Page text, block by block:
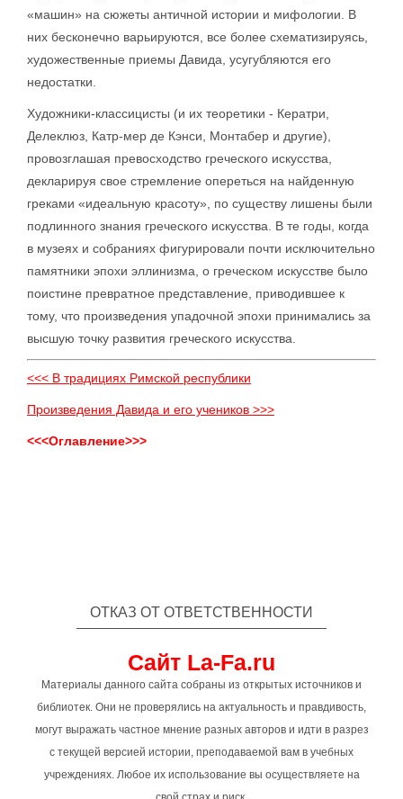
«машин» на сюжеты античной истории и мифологии. В
них бесконечно варьируются, все более схематизируясь,
художественные приемы Давида, усугубляются его
недостатки.
Художники-классицисты (и их теоретики - Кератри,
Делеклюз, Катр-мер де Кэнси, Монтабер и другие),
провозглашая превосходство греческого искусства,
декларируя свое стремление опереться на найденную
греками «идеальную красоту», по существу лишены были
подлинного знания греческого искусства. В те годы, когда
в музеях и собраниях фигурировали почти исключительно
памятники эпохи эллинизма, о греческом искусстве было
поистине превратное представление, приводившее к
тому, что произведения упадочной эпохи принимались за
высшую точку развития греческого искусства.
<<< В традициях Римской республики
Произведения Давида и его учеников >>>
<<<Оглавление>>>
ОТКАЗ ОТ ОТВЕТСТВЕННОСТИ
Сайт La-Fa.ru
Материалы данного сайта собраны из открытых источников и
библиотек. Они не проверялись на актуальность и правдивость,
могут выражать частное мнение разных авторов и идти в разрез
с текущей версией истории, преподаваемой вам в учебных
учреждениях. Любое их использование вы осуществляете на